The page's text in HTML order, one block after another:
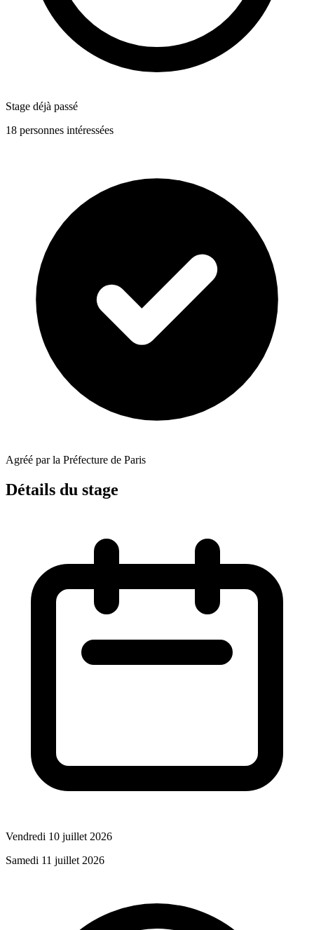
Stage déjà passé
18 personnes intéressées
Agréé par la Préfecture de Paris
Détails du stage
Vendredi 10 juillet 2026
Samedi 11 juillet 2026